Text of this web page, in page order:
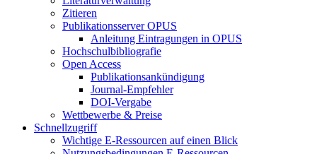
Zitieren
Publikationsserver OPUS
Anleitung Eintragungen in OPUS
Hochschulbibliografie
Open Access
Publikationsankündigung
Journal-Empfehler
DOI-Vergabe
Wettbewerbe & Preise
Schnellzugriff
Wichtige E-Ressourcen auf einen Blick